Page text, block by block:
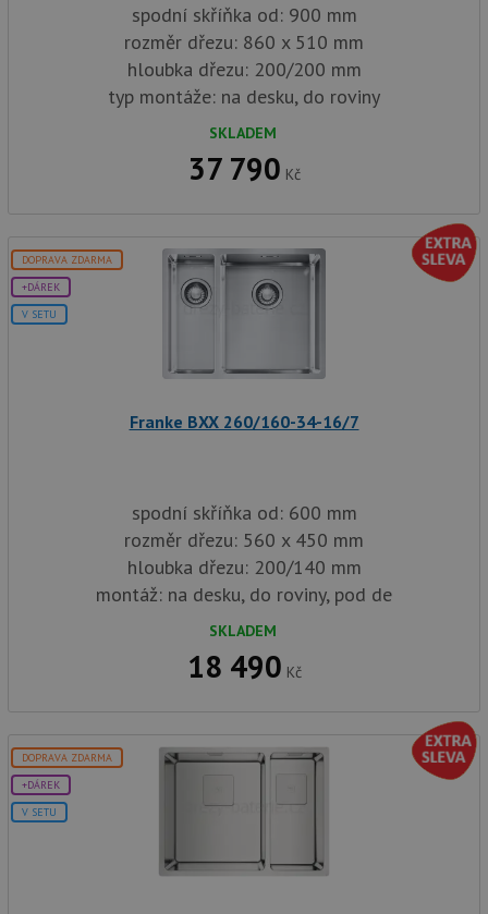
spodní skříňka od: 900 mm
rozměr dřezu: 860 x 510 mm
hloubka dřezu: 200/200 mm
typ montáže: na desku, do roviny
SKLADEM
37 790 Kč
DOPRAVA ZDARMA
+DÁREK
V SETU
Franke BXX 260/160-34-16/7
spodní skříňka od: 600 mm
rozměr dřezu: 560 x 450 mm
hloubka dřezu: 200/140 mm
montáž: na desku, do roviny, pod de
SKLADEM
18 490 Kč
DOPRAVA ZDARMA
+DÁREK
V SETU